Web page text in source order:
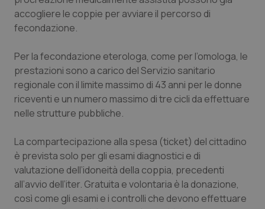
Provincia Autonoma di Bolzano
Provincia Autonoma di Trento
Puglia
Sardegna
Sicilia
Toscana
Infezioni & Febbre
Ipertensione & Scompenso
Malattie rare
Malattia di Crohn & Rettocolite Ulcerosa
Neuroscienze & patologie neurodegenerative
Obesità
accogliere le coppie per avviare il percorso di
fecondazione.
Per la fecondazione eterologa, come per l’omologa, le
prestazioni sono a carico del Servizio sanitario
regionale con il limite massimo di 43 anni per le donne
riceventi e un numero massimo di tre cicli da effettuare
nelle strutture pubbliche.
La compartecipazione alla spesa (ticket) del cittadino
è prevista solo per gli esami diagnostici e di
valutazione dell’idoneità della coppia, precedenti
all’avvio dell’iter. Gratuita e volontaria è la donazione,
così come gli esami e i controlli che devono effettuare